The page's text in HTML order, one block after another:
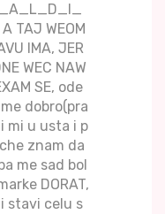
TAJ WEOM
IMA, JER
WEC NAW
SE, ode
dobro(pra
mi u usta i p
znam da
me sad bol
DORAT,
stavi celu s